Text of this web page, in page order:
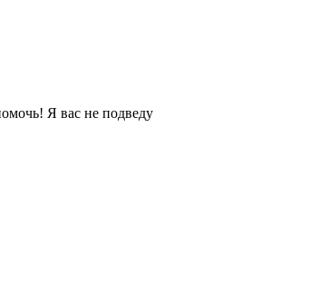
Я вас не подведу